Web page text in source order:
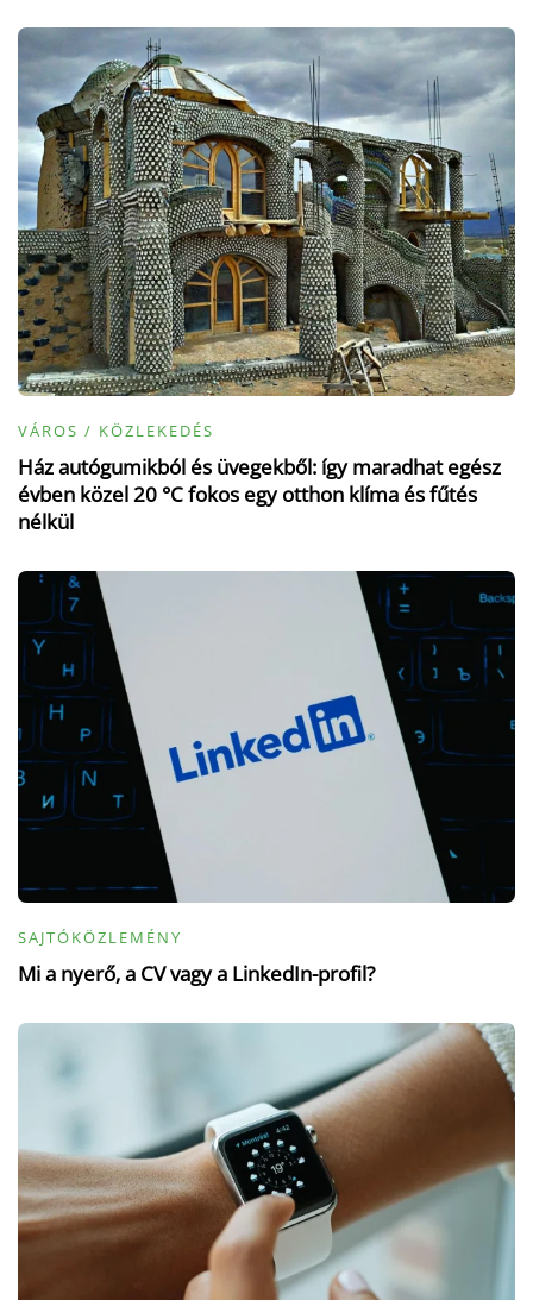
VÁROS / KÖZLEKEDÉS
Ház autógumikból és üvegekből: így maradhat egész
évben közel 20 °C fokos egy otthon klíma és fűtés
nélkül
SAJTÓKÖZLEMÉNY
Mi a nyerő, a CV vagy a LinkedIn-profil?